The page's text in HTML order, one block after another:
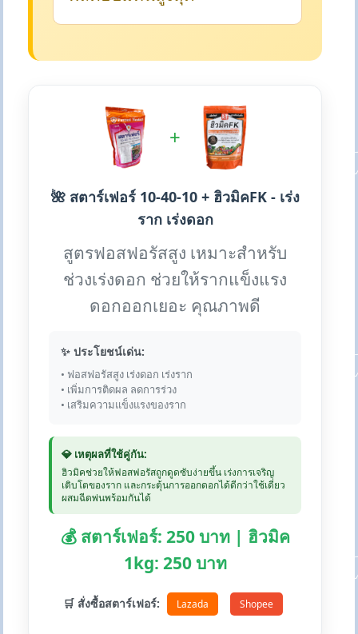
+
🌺 สตาร์เฟอร์ 10-40-10 + ฮิวมิคFK - เร่ง
ราก เร่งดอก
สูตรฟอสฟอรัสสูง เหมาะสำหรับ
ช่วงเร่งดอก ช่วยให้รากแข็งแรง
ดอกออกเยอะ คุณภาพดี
✨ ประโยชน์เด่น:
• ฟอสฟอรัสสูง เร่งดอก เร่งราก
• เพิ่มการติดผล ลดการร่วง
• เสริมความแข็งแรงของราก
💎 เหตุผลที่ใช้คู่กัน:
ฮิวมิคช่วยให้ฟอสฟอรัสถูกดูดซับง่ายขึ้น เร่งการเจริญ
เติบโตของราก และกระตุ้นการออกดอกได้ดีกว่าใช้เดี่ยว
ผสมฉีดพ่นพร้อมกันได้
💰 สตาร์เฟอร์: 250 บาท | ฮิวมิค
1kg: 250 บาท
🛒 สั่งซื้อสตาร์เฟอร์: Lazada Shopee